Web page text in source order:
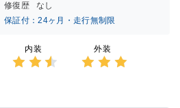
修復歴
なし
保証付：24ヶ月・走行無制限
内装 外装